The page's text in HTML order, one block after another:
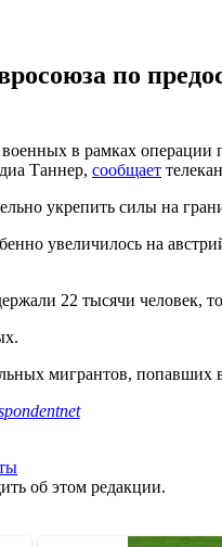
по
в рамках
Таннер, сообщает
укрепить силы на
увеличилось на
22 тысячи человек,
мигрантов, попавших
об этом редакции.